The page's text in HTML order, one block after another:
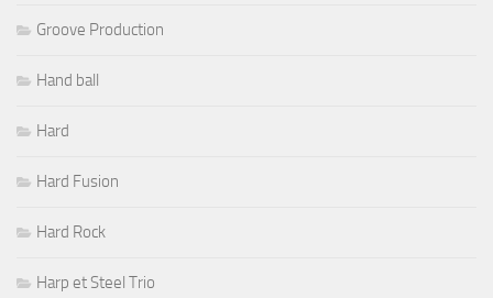
Groove Production
Hand ball
Hard
Hard Fusion
Hard Rock
Harp et Steel Trio